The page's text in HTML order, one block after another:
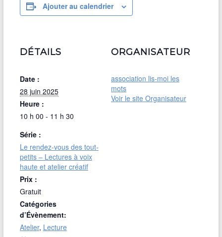
Ajouter au calendrier
DÉTAILS
Date :
28 juin 2025
Heure :
10 h 00 - 11 h 30
Série :
Le rendez-vous des tout-
petits – Lectures à voix
haute et atelier créatif
Prix :
Gratuit
Catégories
d’Évènement:
Atelier, Lecture
ORGANISATEUR
association lis-moi les
mots
Voir le site Organisateur